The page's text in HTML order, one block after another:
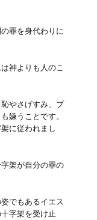
罪を身代わりに
神よりも人のこ
やさげすみ、プ
嫌うことです。
に従われまし
架が自分の罪の
でもあるイエス
字架を受け止